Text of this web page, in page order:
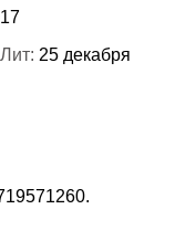
25 декабря